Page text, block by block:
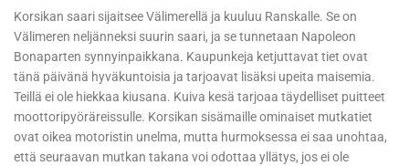
Korsikan saari sijaitsee Välimerellä ja kuuluu Ranskalle. Se on
Välimeren neljänneksi suurin saari, ja se tunnetaan Napoleon
Bonaparten synnyinpaikkana. Kaupunkeja ketjuttavat tiet ovat
tänä päivänä hyväkuntoisia ja tarjoavat lisäksi upeita maisemia.
Teillä ei ole hiekkaa kiusana. Kuiva kesä tarjoaa täydelliset puitteet
moottoripyöräreissulle. Korsikan sisämaille ominaiset mutkatiet
ovat oikea motoristin unelma, mutta hurmoksessa ei saa unohtaa,
että seuraavan mutkan takana voi odottaa yllätys, jos ei ole